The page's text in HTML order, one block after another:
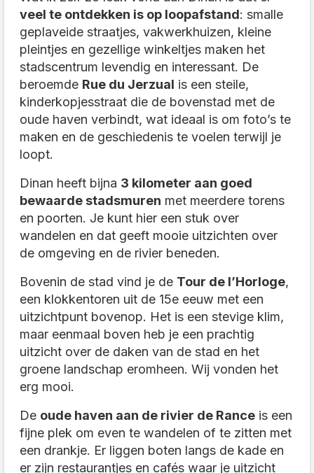
veel te ontdekken is op loopafstand: smalle
geplaveide straatjes, vakwerkhuizen, kleine
pleintjes en gezellige winkeltjes maken het
stadscentrum levendig en interessant. De
beroemde Rue du Jerzual is een steile,
kinderkopjesstraat die de bovenstad met de
oude haven verbindt, wat ideaal is om foto’s te
maken en de geschiedenis te voelen terwijl je
loopt.
Dinan heeft bijna 3 kilometer aan goed
bewaarde stadsmuren met meerdere torens
en poorten. Je kunt hier een stuk over
wandelen en dat geeft mooie uitzichten over
de omgeving en de rivier beneden.
Bovenin de stad vind je de Tour de l’Horloge,
een klokkentoren uit de 15e eeuw met een
uitzichtpunt bovenop. Het is een stevige klim,
maar eenmaal boven heb je een prachtig
uitzicht over de daken van de stad en het
groene landschap eromheen. Wij vonden het
erg mooi.
De oude haven aan de rivier de Ranceis een
fijne plek om even te wandelen of te zitten met
een drankje. Er liggen boten langs de kade en
er zijn restaurantjes en cafés waar je uitzicht